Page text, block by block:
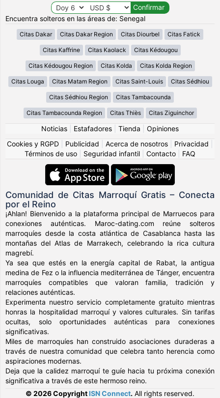
Encuentra solteros en las áreas de: Senegal
Citas Dakar Citas Dakar Region Citas Diourbel Citas Fatick
Citas Kaffrine Citas Kaolack Citas Kédougou
Citas Kédougou Region Citas Kolda Citas Kolda Region
Citas Louga Citas Matam Region Citas Saint-Louis Citas Sédhiou
Citas Sédhiou Region Citas Tambacounda
Citas Tambacounda Region Citas Thiès Citas Ziguinchor
Noticias Estafadores Tienda
Opiniones
Cookies y RGPD
Publicidad Acerca de nosotros Privacidad
Términos de uso
Seguridad infantil Contacto FAQ
Comunidad de Citas Marroquí Gratis – Conecta
por el Reino
¡Ahlan! Bienvenido a la plataforma principal de Marruecos para
conexiones auténticas. Maroc-dating.com reúne solteros
marroquíes desde la costa atlántica de Casablanca hasta las
montañas del Atlas de Marrakech, celebrando la rica cultura
magrebí.
Ya sea que estés en la energía capital de Rabat, la antigua
medina de Fez o la influencia mediterránea de Tánger, encuentra
marroquíes compatibles que valoran familia, tradición y
relaciones auténticas.
Experimenta nuestro servicio completamente gratuito mientras
honras la hospitalidad marroquí y valores culturales. Sin tarifas
ocultas, solo oportunidades auténticas para conexiones
significativas.
Miles de marroquíes han construido asociaciones duraderas a
través de nuestra comunidad que celebra tanto herencia como
aspiraciones modernas.
Deja que la calidez marroquí te guíe hacia tu próxima conexión
significativa a través de este hermoso reino.
© 2026 Copyright ISN Connect. All rights reserved.